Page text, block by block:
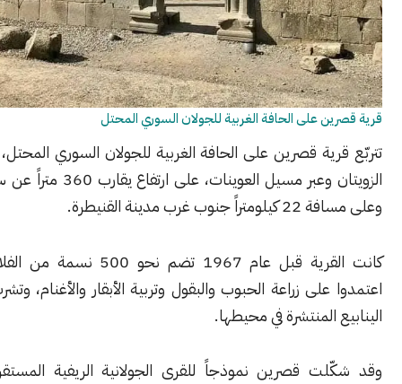
على الحافة الغربية للجولان السوري المحتل
قصرين على الحافة الغربية للجولان السوري المحتل، غرب وادي
الزويتان وعبر مسيل العوينات، على ارتفاع يقارب 360 متراً عن سطح البحر،
مدينة القنيطرة.
كانت القرية قبل عام 1967 تضم نحو 500 نسمة من الفلاحين الذين
زراعة الحبوب والبقول وتربية الأبقار والأغنام، وتشرب من مياه
المنتشرة في محيطها.
قصرين نموذجاً للقرى الجولانية الريفية المستقرة قبل أن